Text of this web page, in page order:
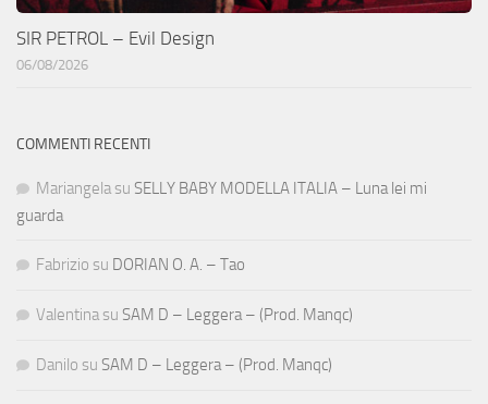
SIR PETROL – Evil Design
06/08/2026
COMMENTI RECENTI
Mariangela su SELLY BABY MODELLA ITALIA – Luna lei mi
guarda
Fabrizio su DORIAN O. A. – Tao
Valentina su SAM D – Leggera – (Prod. Manqc)
Danilo su SAM D – Leggera – (Prod. Manqc)